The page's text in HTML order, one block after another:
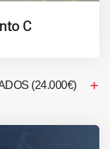
C
(24.000€)